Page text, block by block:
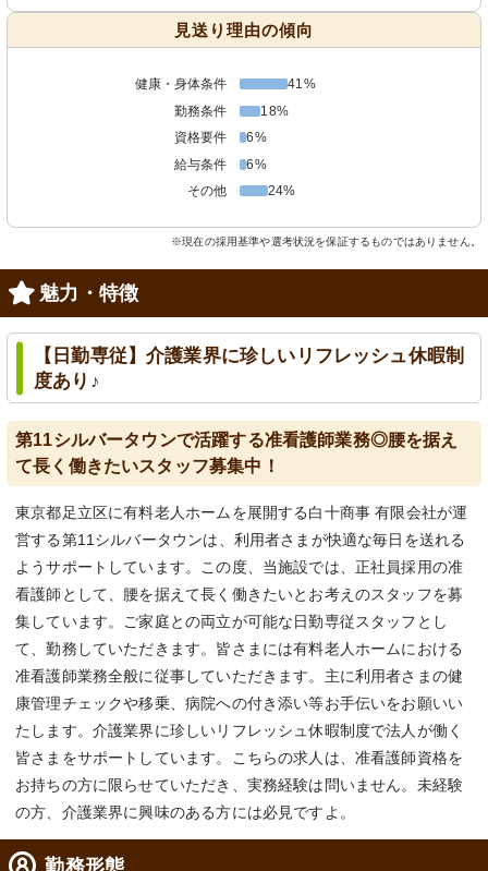
見送り理由の傾向
健康・身体条件
41%
勤務条件
18%
資格要件
6%
給与条件
6%
その他
24%
※現在の採用基準や選考状況を保証するものではありません。
魅力・特徴
【日勤専従】介護業界に珍しいリフレッシュ休暇制
度あり♪
第11シルバータウンで活躍する准看護師業務◎腰を据え
て長く働きたいスタッフ募集中！
東京都足立区に有料老人ホームを展開する白十商事 有限会社が運
営する第11シルバータウンは、利用者さまが快適な毎日を送れる
ようサポートしています。この度、当施設では、正社員採用の准
看護師として、腰を据えて長く働きたいとお考えのスタッフを募
集しています。ご家庭との両立が可能な日勤専従スタッフとし
て、勤務していただきます。皆さまには有料老人ホームにおける
准看護師業務全般に従事していただきます。主に利用者さまの健
康管理チェックや移乗、病院への付き添い等お手伝いをお願いい
たします。介護業界に珍しいリフレッシュ休暇制度で法人が働く
皆さまをサポートしています。こちらの求人は、准看護師資格を
お持ちの方に限らせていただき、実務経験は問いません。未経験
の方、介護業界に興味のある方には必見ですよ。
勤務形態